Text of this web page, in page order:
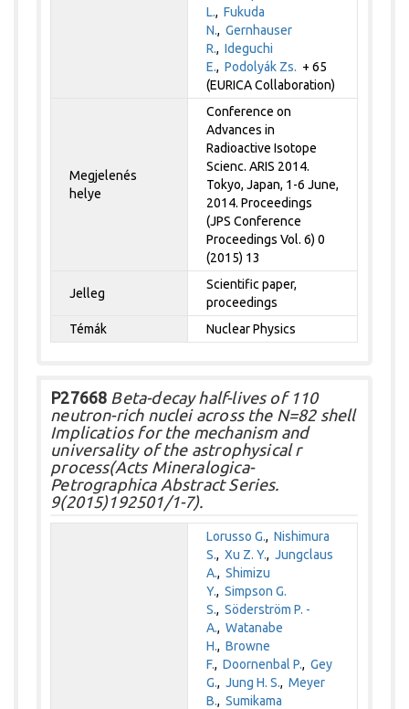
L.,Fukuda
N.,Gernhauser
R.,Ideguchi
E.,Podolyák Zs. + 65
(EURICA Collaboration)
Megjelenés
helye
Conference on
Advances in
Radioactive Isotope
Scienc. ARIS 2014.
Tokyo, Japan, 1-6 June,
2014. Proceedings
(JPS Conference
Proceedings Vol. 6) 0
(2015) 13
Jelleg
Scientific paper,
proceedings
Témák
Nuclear Physics
P27668 Beta-decay half-lives of 110
neutron-rich nuclei across the N=82 shell
Implicatios for the mechanism and
universality of the astrophysical r
process(Acts Mineralogica-
Petrographica Abstract Series.
9(2015)192501/1-7).
Lorusso G.,Nishimura
S.,Xu Z. Y.,Jungclaus
A.,Shimizu
Y.,Simpson G.
S.,Söderström P. -
A.,Watanabe
H.,Browne
F.,Doornenbal P.,Gey
G.,Jung H. S.,Meyer
B.,Sumikama